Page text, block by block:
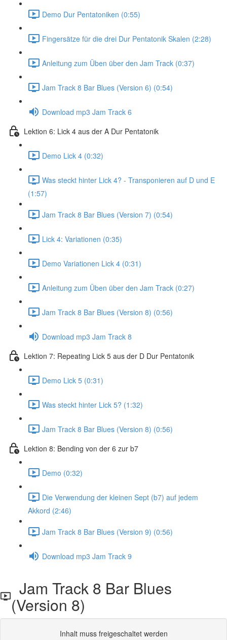
Demo Dur Pentatoniken (0:55)
Fingersätze für die drei Dur Pentatonik Skalen (2:28)
Anleitung zum Üben über den Jam Track (0:37)
Jam Track 8 Bar Blues (Version 6) (0:54)
Download mp3 Jam Track 6
Lektion 6: Lick 4 aus der A Dur Pentatonik
Demo Lick 4 (0:32)
Was steckt hinter Lick 4? - Transponieren auf D und E
(1:57)
Jam Track 8 Bar Blues (Version 7) (0:54)
Lick 4: Variationen (0:35)
Demo Variationen Lick 4 (0:31)
Anleitung zum Üben über den Jam Track (0:27)
Jam Track 8 Bar Blues (Version 8) (0:56)
Download mp3 Jam Track 8
Lektion 7: Repeating Lick 5 aus der D Dur Pentatonik
Demo Lick 5 (0:31)
Was steckt hinter Lick 5? (1:32)
Jam Track 8 Bar Blues (Version 8) (0:56)
Lektion 8: Bending von der 6 zur b7
Demo (0:32)
Die Verwendung der kleinen Sept (b7) auf jedem
Akkord (2:46)
Jam Track 8 Bar Blues (Version 9) (0:56)
Download mp3 Jam Track 9
Jam Track 8 Bar Blues
(Version 8)
Inhalt muss freigeschaltet werden